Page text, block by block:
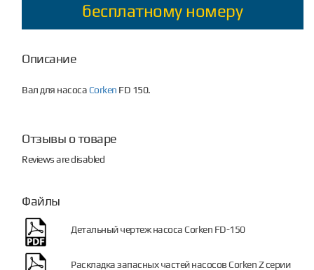
бесплатному номеру
Описание
Вал для насоса Corken FD 150.
Отзывы о товаре
Reviews are disabled
Файлы
Детальный чертеж насоса Corken FD-150
Раскладка запасных частей насосов Corken Z серии